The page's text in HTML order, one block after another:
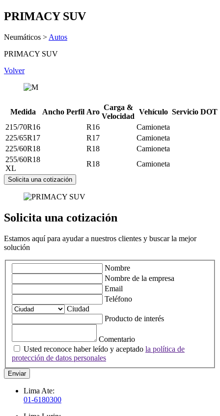
PRIMACY SUV
Neumáticos > Autos
PRIMACY SUV
Volver
Medida Ancho Perfil Aro
Carga &
Velocidad
Vehículo Servicio DOT
215/70R16
R16
Camioneta
225/65R17
R17
Camioneta
225/60R18
R18
Camioneta
255/60R18
XL
R18 Camioneta
Solicita una cotización
Solicita una cotización
Estamos aquí para ayudar a nuestros clientes y buscar la mejor
solución
Nombre
Nombre de la empresa
Email
Teléfono
Ciudad
Producto de interés
Comentario
Usted reconoce haber leído y aceptado la política de
protección de datos personales
Enviar
Lima Ate:
01-6180300